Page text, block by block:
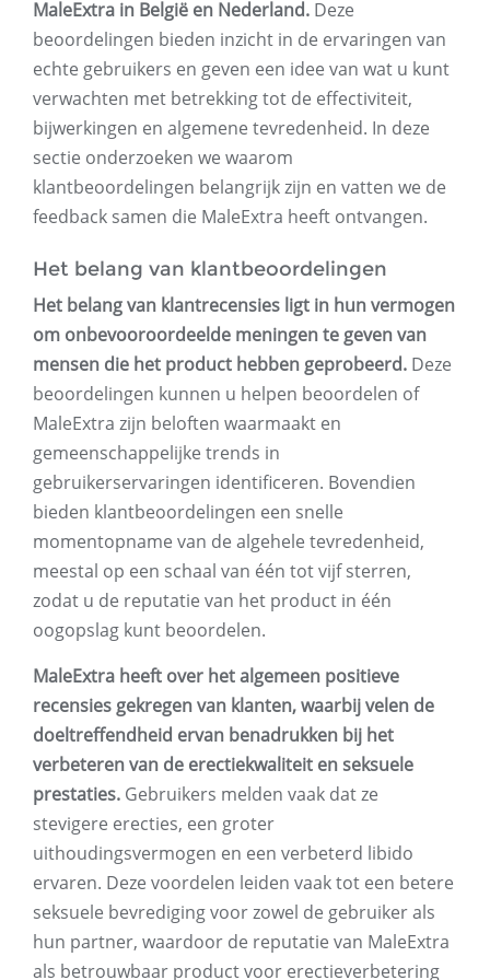
MaleExtra in België en Nederland. Deze
beoordelingen bieden inzicht in de ervaringen van
echte gebruikers en geven een idee van wat u kunt
verwachten met betrekking tot de effectiviteit,
bijwerkingen en algemene tevredenheid. In deze
sectie onderzoeken we waarom
klantbeoordelingen belangrijk zijn en vatten we de
feedback samen die MaleExtra heeft ontvangen.
Het belang van klantbeoordelingen
Het belang van klantrecensies ligt in hun vermogen
om onbevooroordeelde meningen te geven van
mensen die het product hebben geprobeerd. Deze
beoordelingen kunnen u helpen beoordelen of
MaleExtra zijn beloften waarmaakt en
gemeenschappelijke trends in
gebruikerservaringen identificeren. Bovendien
bieden klantbeoordelingen een snelle
momentopname van de algehele tevredenheid,
meestal op een schaal van één tot vijf sterren,
zodat u de reputatie van het product in één
oogopslag kunt beoordelen.
MaleExtra heeft over het algemeen positieve
recensies gekregen van klanten, waarbij velen de
doeltreffendheid ervan benadrukken bij het
verbeteren van de erectiekwaliteit en seksuele
prestaties. Gebruikers melden vaak dat ze
stevigere erecties, een groter
uithoudingsvermogen en een verbeterd libido
ervaren. Deze voordelen leiden vaak tot een betere
seksuele bevrediging voor zowel de gebruiker als
hun partner, waardoor de reputatie van MaleExtra
als betrouwbaar product voor erectieverbetering